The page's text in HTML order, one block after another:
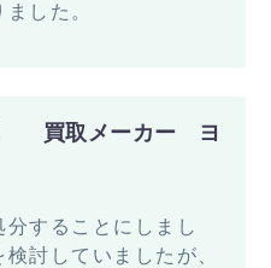
した。
買取メーカー ヨ
することにしまし
討していましたが、